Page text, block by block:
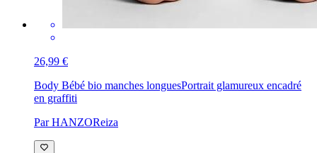
26,99 €
Body Bébé bio manches longuesPortrait glamureux encadré
en graffiti
Par HANZOReiza